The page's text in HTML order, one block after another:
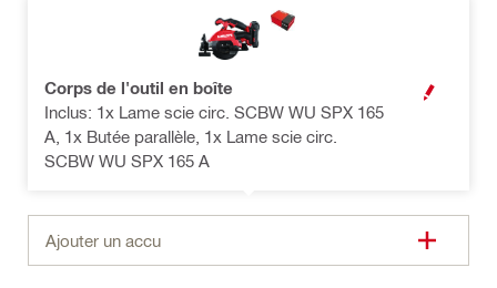
Corps de l'outil en boîte
Inclus: 1x Lame scie circ. SCBW WU SPX 165
A, 1x Butée parallèle, 1x Lame scie circ.
SCBW WU SPX 165 A
MODALE
Ajouter un accu